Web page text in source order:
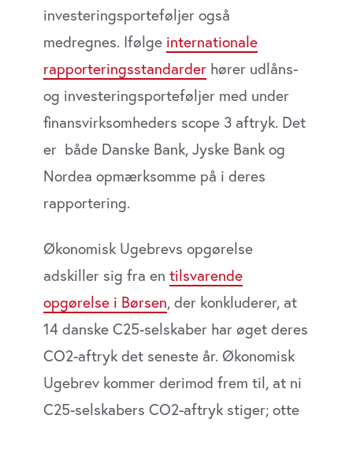
investeringsporteføljer også
medregnes. Ifølge internationale
rapporteringsstandarder hører udlåns-
og investeringsporteføljer med under
finansvirksomheders scope 3 aftryk. Det
er både Danske Bank, Jyske Bank og
Nordea opmærksomme på i deres
rapportering.
Økonomisk Ugebrevs opgørelse
adskiller sig fra en tilsvarende
opgørelse i Børsen, der konkluderer, at
14 danske C25-selskaber har øget deres
CO2-aftryk det seneste år. Økonomisk
Ugebrev kommer derimod frem til, at ni
C25-selskabers CO2-aftryk stiger; otte